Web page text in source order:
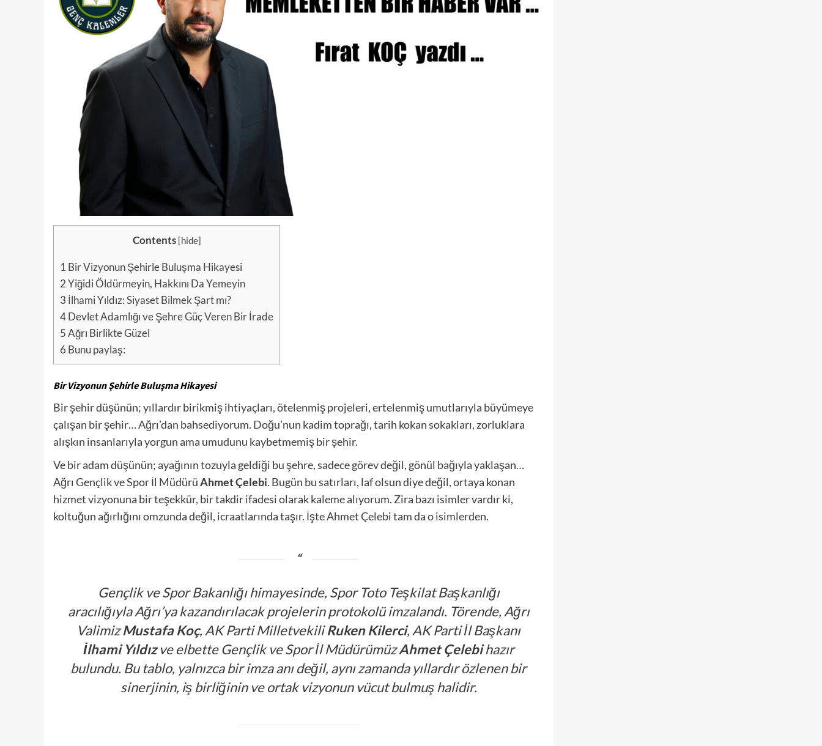
Contents [hide]
1 Bir Vizyonun Şehirle Buluşma Hikayesi
2Yiğidi Öldürmeyin, Hakkını Da Yemeyin
3 İlhami Yıldız: Siyaset Bilmek Şart mı?
4Devlet Adamlığı ve Şehre Güç Veren Bir İrade
5Ağrı Birlikte Güzel
6 Bunu paylaş:
Bir Vizyonun Şehirle Buluşma Hikayesi
Bir şehir düşünün; yıllardır birikmiş ihtiyaçları, ötelenmiş projeleri, ertelenmiş umutlarıyla büyümeye
çalışan bir şehir… Ağrı’dan bahsediyorum. Doğu’nun kadim toprağı, tarih kokan sokakları, zorluklara
alışkın insanlarıyla yorgun ama umudunu kaybetmemiş bir şehir.
Ve bir adam düşünün; ayağının tozuyla geldiği bu şehre, sadece görev değil, gönül bağıyla yaklaşan…
Ağrı Gençlik ve Spor İl MüdürüAhmet Çelebi. Bugün bu satırları, laf olsun diye değil, ortaya konan
hizmet vizyonuna bir teşekkür, bir takdir ifadesi olarak kaleme alıyorum. Zira bazı isimler vardır ki,
koltuğun ağırlığını omzunda değil, icraatlarında taşır. İşte Ahmet Çelebi tam da o isimlerden.
Gençlik ve Spor Bakanlığı himayesinde, Spor Toto Teşkilat Başkanlığı
aracılığıyla Ağrı’ya kazandırılacak projelerin protokolü imzalandı. Törende, Ağrı
ValimizMustafa Koç, AK Parti MilletvekiliRuken Kilerci, AK Parti İl Başkanı
İlhami Yıldızve elbette Gençlik ve Spor İl MüdürümüzAhmet Çelebihazır
bulundu. Bu tablo, yalnızca bir imza anı değil, aynı zamanda yıllardır özlenen bir
sinerjinin, iş birliğinin ve ortak vizyonun vücut bulmuş halidir.